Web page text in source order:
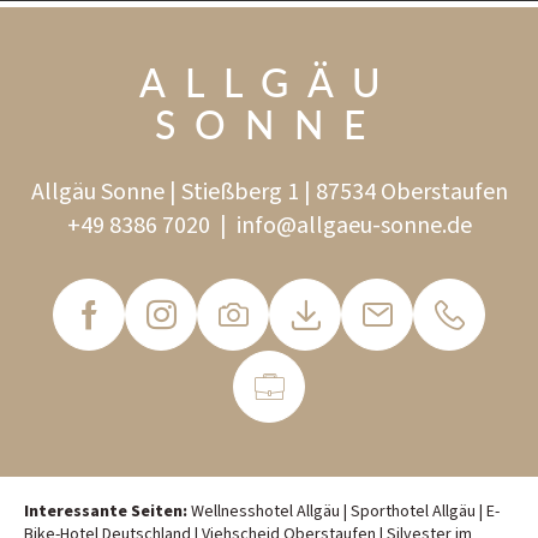
ALLGÄU
SONNE
Allgäu Sonne | Stießberg 1 | 87534 Oberstaufen
+49 8386 7020 | info@allgaeu-sonne.de
Interessante Seiten:Wellnesshotel Allgäu | Sporthotel Allgäu | E-